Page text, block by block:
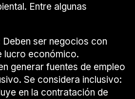
Entre algunas
Deben ser negocios con
lucro económico.
generar fuentes de empleo
Se considera inclusivo:
en la contratación de